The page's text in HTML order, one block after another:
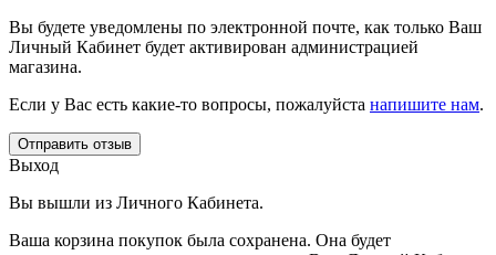
Вы будете уведомлены по электронной почте, как только Ваш
Личный Кабинет будет активирован администрацией
магазина.
Если у Вас есть какие-то вопросы, пожалуйста напишите нам.
Отправить отзыв
Выход
Вы вышли из Личного Кабинета.
Ваша корзина покупок была сохранена. Она будет